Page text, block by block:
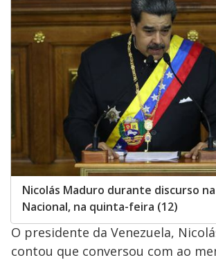
Nicolás Maduro durante discurso
Nacional, na quinta-feira (12)
O presidente da Venezuela,
contou que conversou com ao